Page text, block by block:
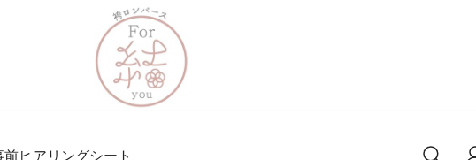
前ヒアリングシート